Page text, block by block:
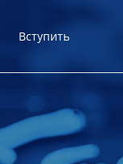
Вступить